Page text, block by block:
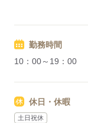
勤務時間
10：00～19：00
休日・休暇
土日祝休